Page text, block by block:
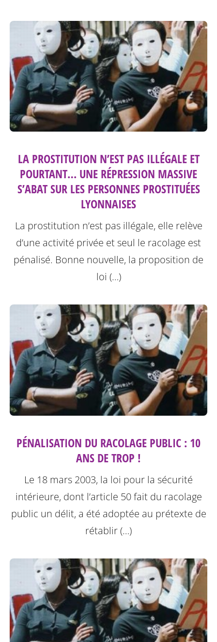
LA PROSTITUTION N’EST PAS ILLÉGALE ET
POURTANT… UNE RÉPRESSION MASSIVE
S’ABAT SUR LES PERSONNES PROSTITUÉES
LYONNAISES
La prostitution n’est pas illégale, elle relève
d’une activité privée et seul le racolage est
pénalisé. Bonne nouvelle, la proposition de
loi (…)
PÉNALISATION DU RACOLAGE PUBLIC : 10
ANS DE TROP !
Le 18 mars 2003, la loi pour la sécurité
intérieure, dont l’article 50 fait du racolage
public un délit, a été adoptée au prétexte de
rétablir (…)